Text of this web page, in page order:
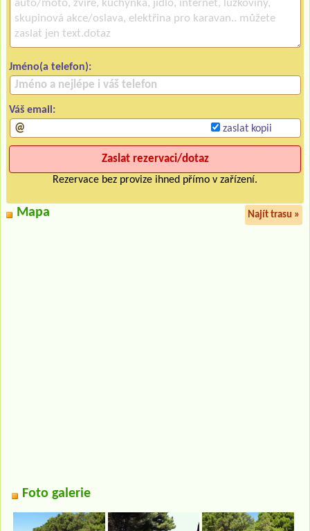
Jméno(a telefon):
Váš email:
zaslat kopii
Rezervace bez provize ihned přímo v zařízení.
Mapa Najít trasu »
Foto galerie